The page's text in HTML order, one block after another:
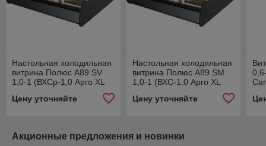
Настольная холодильная
витрина Полюс А89 SV
1,0-1 (ВХСр-1,0 Арго XL
Цену уточняйте
Настольная холодильная
витрина Полюс А89 SM
1,0-1 (ВХС-1,0 Арго XL
Цену уточняйте
Акционные предложения и новинки